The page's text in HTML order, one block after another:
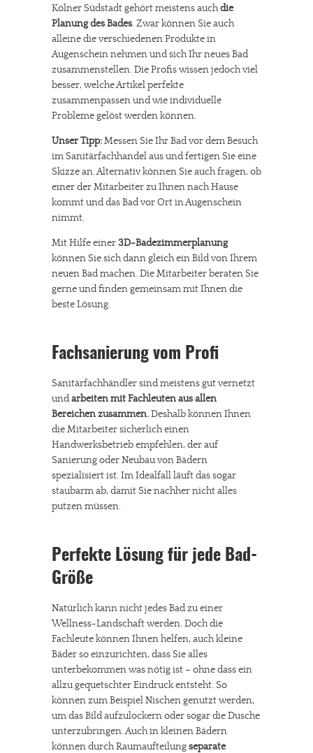
Kölner Südstadt gehört meistens auchdie
Planung des Bades. Zwar können Sie auch
alleine die verschiedenen Produkte in
Augenschein nehmen und sich Ihr neues Bad
zusammenstellen. Die Profis wissen jedoch viel
besser, welche Artikel perfekte
zusammenpassen und wie individuelle
Probleme gelöst werden können.
Unser Tipp:Messen Sie Ihr Bad vor dem Besuch
im Sanitärfachhandel aus und fertigen Sie eine
Skizze an. Alternativ können Sie auch fragen, ob
einer der Mitarbeiter zu Ihnen nach Hause
kommt und das Bad vor Ort in Augenschein
nimmt.
Mit Hilfe einer3D-Badezimmerplanung
können Sie sich dann gleich ein Bild von Ihrem
neuen Bad machen. Die Mitarbeiter beraten Sie
gerne und finden gemeinsam mit Ihnen die
beste Lösung.
Fachsanierung vom Profi
Sanitärfachhändler sind meistens gut vernetzt
undarbeiten mit Fachleuten aus allen
Bereichen zusammen.Deshalb können Ihnen
die Mitarbeiter sicherlich einen
Handwerksbetrieb empfehlen, der auf
Sanierung oder Neubau von Bädern
spezialisiert ist. Im Idealfall läuft das sogar
staubarm ab, damit Sie nachher nicht alles
putzen müssen.
Perfekte Lösung für jede Bad-
Größe
Natürlich kann nicht jedes Bad zu einer
Wellness-Landschaft werden. Doch die
Fachleute können Ihnen helfen, auch kleine
Bäder so einzurichten, dass Sie alles
unterbekommen was nötig ist – ohne dass ein
allzu gequetschter Eindruck entsteht. So
können zum Beispiel Nischen genutzt werden,
um das Bild aufzulockern oder sogar die Dusche
unterzubringen. Auch in kleinen Bädern
können durch Raumaufteilungseparate